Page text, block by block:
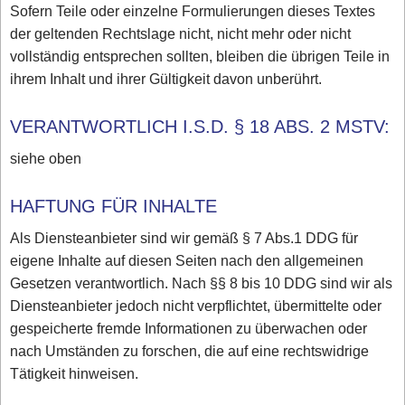
Sofern Teile oder einzelne Formulierungen dieses Textes
der geltenden Rechtslage nicht, nicht mehr oder nicht
vollständig entsprechen sollten, bleiben die übrigen Teile in
ihrem Inhalt und ihrer Gültigkeit davon unberührt.
VERANTWORTLICH I.S.D. § 18 ABS. 2 MSTV:
siehe oben
HAFTUNG FÜR INHALTE
Als Diensteanbieter sind wir gemäß § 7 Abs.1 DDG für
eigene Inhalte auf diesen Seiten nach den allgemeinen
Gesetzen verantwortlich. Nach §§ 8 bis 10 DDG sind wir als
Diensteanbieter jedoch nicht verpflichtet, übermittelte oder
gespeicherte fremde Informationen zu überwachen oder
nach Umständen zu forschen, die auf eine rechtswidrige
Tätigkeit hinweisen.